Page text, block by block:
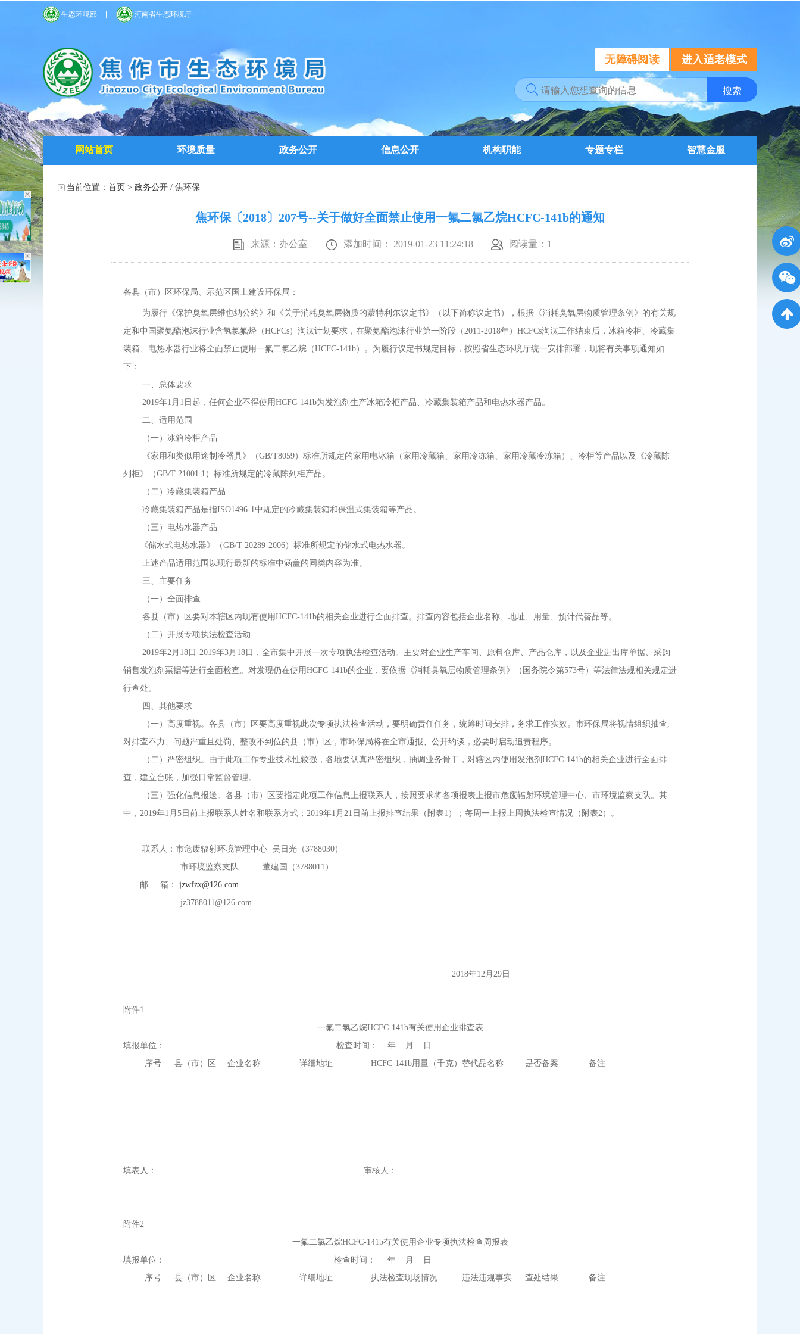
生态环境部 河南省生态环境厅
无障碍阅读 进入适老模式
网站首页 环境质量 政务公开 信息公开 机构职能 专题专栏 智慧金服
当前位置： 首页 > 政务公开 / 焦环保
焦环保〔2018〕207号--关于做好全面禁止使用一氟二氯乙烷HCFC-141b的通知
来源：办公室 添加时间： 2019-01-23 11:24:18 阅读量： 1
各县（市）区环保局、示范区国土建设环保局：
为履行《保护臭氧层维也纳公约》和《关于消耗臭氧层物质的蒙特利尔议定书》（以下简称议定书），根据《消耗臭氧层物质管理条例》的有关规
定和中国聚氨酯泡沫行业含氢氯氟烃（HCFCs）淘汰计划要求，在聚氨酯泡沫行业第一阶段（2011-2018年）HCFCs淘汰工作结束后，冰箱冷柜、冷藏集
装箱、电热水器行业将全面禁止使用一氟二氯乙烷（HCFC-141b）。为履行议定书规定目标，按照省生态环境厅统一安排部署，现将有关事项通知如
下：
一、总体要求
2019年1月1日起，任何企业不得使用HCFC-141b为发泡剂生产冰箱冷柜产品、冷藏集装箱产品和电热水器产品。
二、适用范围
（一）冰箱冷柜产品
《家用和类似用途制冷器具》（GB/T8059）标准所规定的家用电冰箱（家用冷藏箱、家用冷冻箱、家用冷藏冷冻箱）、冷柜等产品以及《冷藏陈
列柜》（GB/T 21001.1）标准所规定的冷藏陈列柜产品。
（二）冷藏集装箱产品
冷藏集装箱产品是指ISO1496-1中规定的冷藏集装箱和保温式集装箱等产品。
（三）电热水器产品
《储水式电热水器》（GB/T 20289-2006）标准所规定的储水式电热水器。
上述产品适用范围以现行最新的标准中涵盖的同类内容为准。
三、主要任务
（一）全面排查
各县（市）区要对本辖区内现有使用HCFC-141b的相关企业进行全面排查。排查内容包括企业名称、地址、用量、预计代替品等。
（二）开展专项执法检查活动
2019年2月18日-2019年3月18日，全市集中开展一次专项执法检查活动。主要对企业生产车间、原料仓库、产品仓库，以及企业进出库单据、采购
销售发泡剂票据等进行全面检查。对发现仍在使用HCFC-141b的企业，要依据《消耗臭氧层物质管理条例》（国务院令第573号）等法律法规相关规定进
行查处。
四、其他要求
（一）高度重视。各县（市）区要高度重视此次专项执法检查活动，要明确责任任务，统筹时间安排，务求工作实效。市环保局将视情组织抽查,
对排查不力、问题严重且处罚、整改不到位的县（市）区，市环保局将在全市通报、公开约谈，必要时启动追责程序。
（二）严密组织。由于此项工作专业技术性较强，各地要认真严密组织，抽调业务骨干，对辖区内使用发泡剂HCFC-141b的相关企业进行全面排
查，建立台账，加强日常监督管理。
（三）强化信息报送。各县（市）区要指定此项工作信息上报联系人，按照要求将各项报表上报市危废辐射环境管理中心、市环境监察支队。其
中，2019年1月5日前上报联系人姓名和联系方式；2019年1月21日前上报排查结果（附表1）；每周一上报上周执法检查情况（附表2）。
联系人：市危废辐射环境管理中心 吴日光（3788030）
市环境监察支队 董建国（3788011）
邮 箱： jzwfzx@126.com
jz3788011@126.com
2018年12月29日
附件1
一氟二氯乙烷HCFC-141b有关使用企业排查表
填报单位： 检查时间： 年 月 日
序号
县（市）区 企业名称 详细地址 HCFC-141b用量（千克） 替代品名称 是否备案 备注
填表人： 审核人：
附件2
一氟二氯乙烷HCFC-141b有关使用企业专项执法检查周报表
填报单位： 检查时间： 年 月 日
序号
县（市）区 企业名称 详细地址 执法检查现场情况 违法违规事实 查处结果 备注